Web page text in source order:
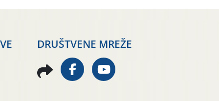
DRUŠTVENE MREŽE